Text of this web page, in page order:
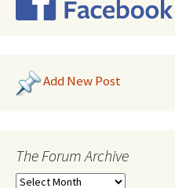
Add New Post
The Forum Archive